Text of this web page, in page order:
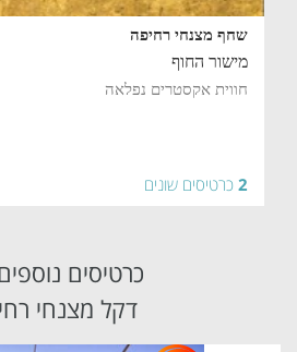
שחף מצנחי רחיפה
מישור החוף
חווית אקסטרים נפלאה
2 כרטיסים שונים
כרטיסים
דקל מצנחי